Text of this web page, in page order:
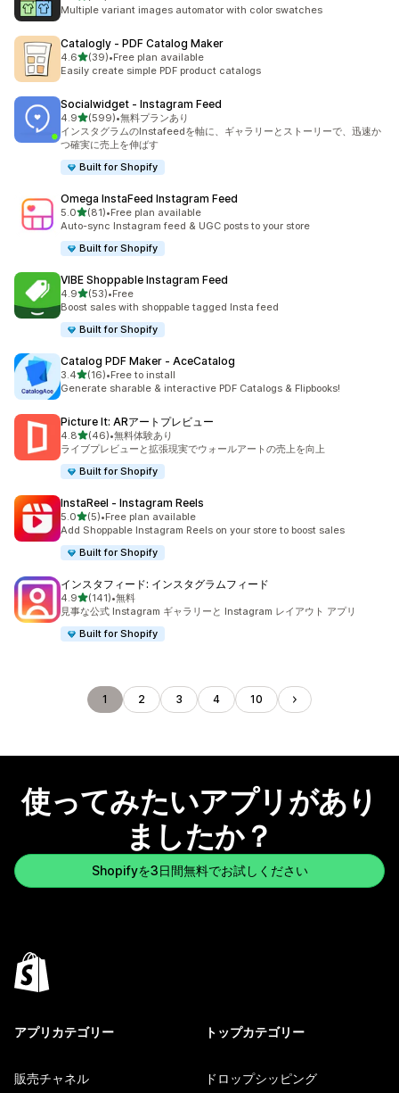
Multiple variant images automator with color swatches
Catalogly ‑ PDF Catalog Maker
4.65つ星中
(39)
合計レビュー数：39件
•Free plan available
Easily create simple PDF product catalogs
Socialwidget ‑ Instagram Feed
4.95つ星中
(599)
合計レビュー数：599件
•無料プランあり
インスタグラムのInstafeedを軸に、ギャラリーとストーリーで、迅速か
つ確実に売上を伸ばす
Built for Shopify
Omega InstaFeed Instagram Feed
5.05つ星中
(81)
合計レビュー数：81件
•Free plan available
Auto-sync Instagram feed & UGC posts to your store
Built for Shopify
VIBE Shoppable Instagram Feed
4.95つ星中
(53)
合計レビュー数：53件
•Free
Boost sales with shoppable tagged Insta feed
Built for Shopify
Catalog PDF Maker ‑ AceCatalog
3.45つ星中
(16)
合計レビュー数：16件
•Free to install
Generate sharable & interactive PDF Catalogs & Flipbooks!
Picture It: ARアートプレビュー
4.85つ星中
(46)
合計レビュー数：46件
•無料体験あり
ライブプレビューと拡張現実でウォールアートの売上を向上
Built for Shopify
InstaReel ‑ Instagram Reels
5.05つ星中
(5)
合計レビュー数：5件
•Free plan available
Add Shoppable Instagram Reels on your store to boost sales
Built for Shopify
インスタフィード: インスタグラムフィード
4.95つ星中
(141)
合計レビュー数：141件
•無料
見事な公式 Instagram ギャラリーと Instagram レイアウト アプリ
Built for Shopify
1 2 3 4 10
使ってみたいアプリがあり
ましたか？
Shopifyを3日間無料でお試しください
アプリカテゴリー
販売チャネル
トップカテゴリー
ドロップシッピング